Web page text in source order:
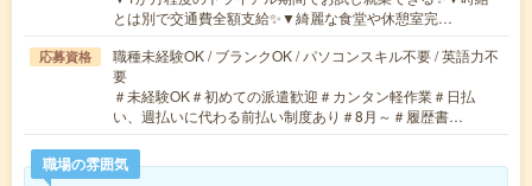
とは別で交通費全額支給✨▼綺麗な食堂や休憩室完…
応募資格
職種未経験OK / ブランクOK / パソコンスキル不要 / 英語力不
要
＃未経験OK＃初めての派遣歓迎＃カンタン軽作業＃日払
い、週払いに代わる前払い制度あり＃8月～＃履歴書…
職場の雰囲気